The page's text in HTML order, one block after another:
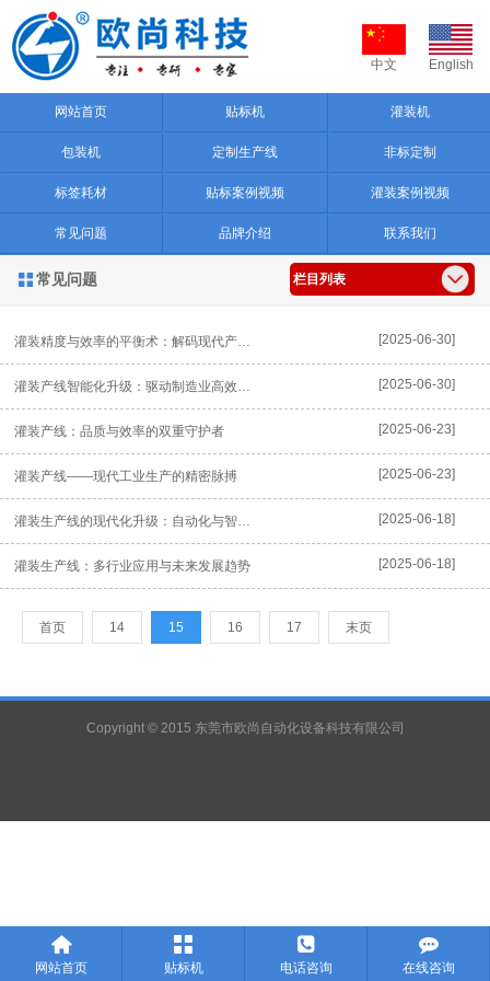
中文 English
网站首页 贴标机 灌装机
包装机 定制生产线 非标定制
标签耗材 贴标案例视频 灌装案例视频
常见问题 品牌介绍 联系我们
 常见问题 栏目列表
[2025-06-30]
灌装精度与效率的平衡术：解码现代产线设计的核心逻辑
[2025-06-30]
灌装产线智能化升级：驱动制造业高效转型的核心引擎
[2025-06-23]
灌装产线：品质与效率的双重守护者
[2025-06-23]
灌装产线——现代工业生产的精密脉搏
[2025-06-18]
灌装生产线的现代化升级：自动化与智能化的融合
[2025-06-18]
灌装生产线：多行业应用与未来发展趋势
首页 14 15 16 17 末页
Copyright © 2015 东莞市欧尚自动化设备科技有限公司

网站首页

贴标机

电话咨询

在线咨询